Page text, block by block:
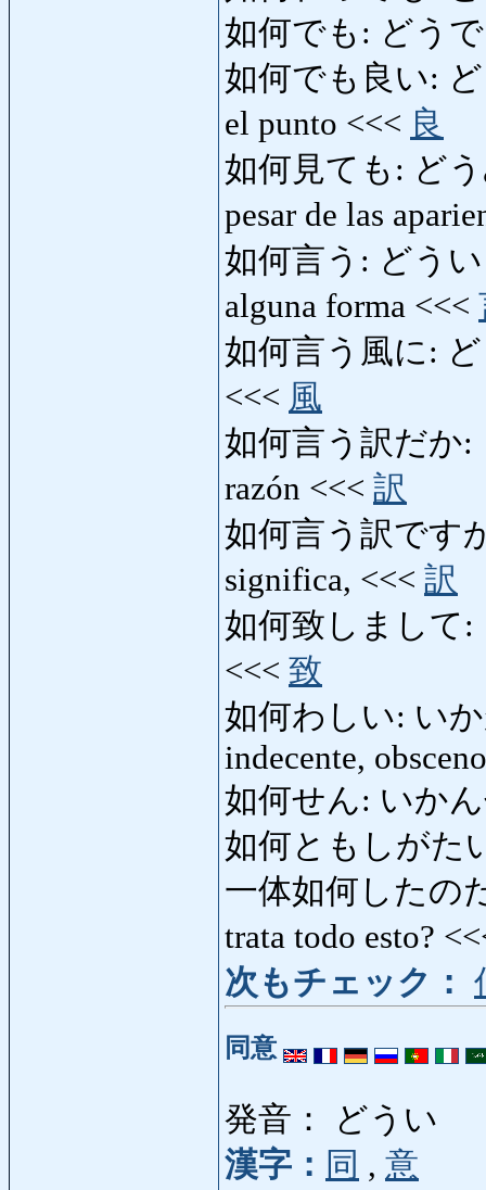
如何でも: どうで
如何でも良い: ど
el punto <<< 良
如何見ても: どう
pesar de las
如何言う: どうい
alguna forma <<<
如何言う風に: ど
<<< 風
如何言う訳だか:
razón <<< 訳
如何言う訳です
significa, <<< 訳
如何致しまして:
<<< 致
如何わしい: いか
indecente, obsceno
如何せん: いかん
如何ともしがた
一体如何したの
trata todo esto?
次もチェック：
同意
発音： どうい
漢字： 同 , 意